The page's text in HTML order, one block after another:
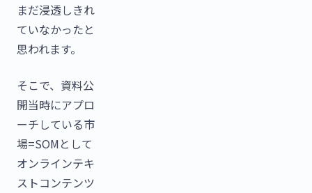
まだ浸透しきれ
ていなかったと
思われます。
そこで、資料公
開当時にアプロ
ーチしている市
場=SOMとして
オンラインテキ
ストコンテンツ